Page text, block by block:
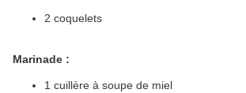
2 coquelets
Marinade :
1 cuillère à soupe de miel